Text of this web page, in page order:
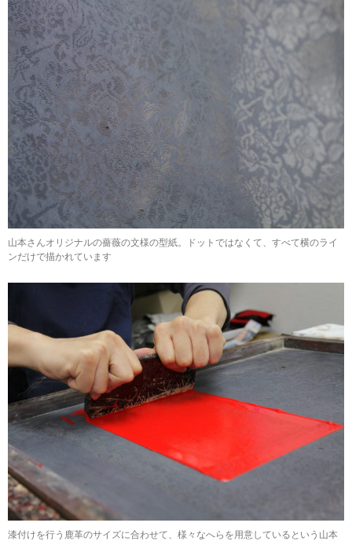
山本さんオリジナルの薔薇の文様の型紙。ドットではなくて、すべて横のライ
ンだけで描かれています
漆付けを行う鹿革のサイズに合わせて、様々なへらを用意しているという山本